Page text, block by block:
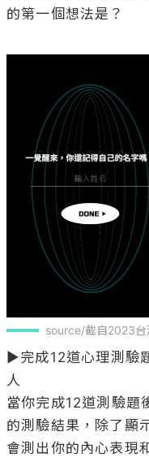
的第一個想法是？
source/截自2023台
▶完成12道心理測驗
人
當你完成12道測驗題
的測驗結果，除了顯
會測出你的內心表現